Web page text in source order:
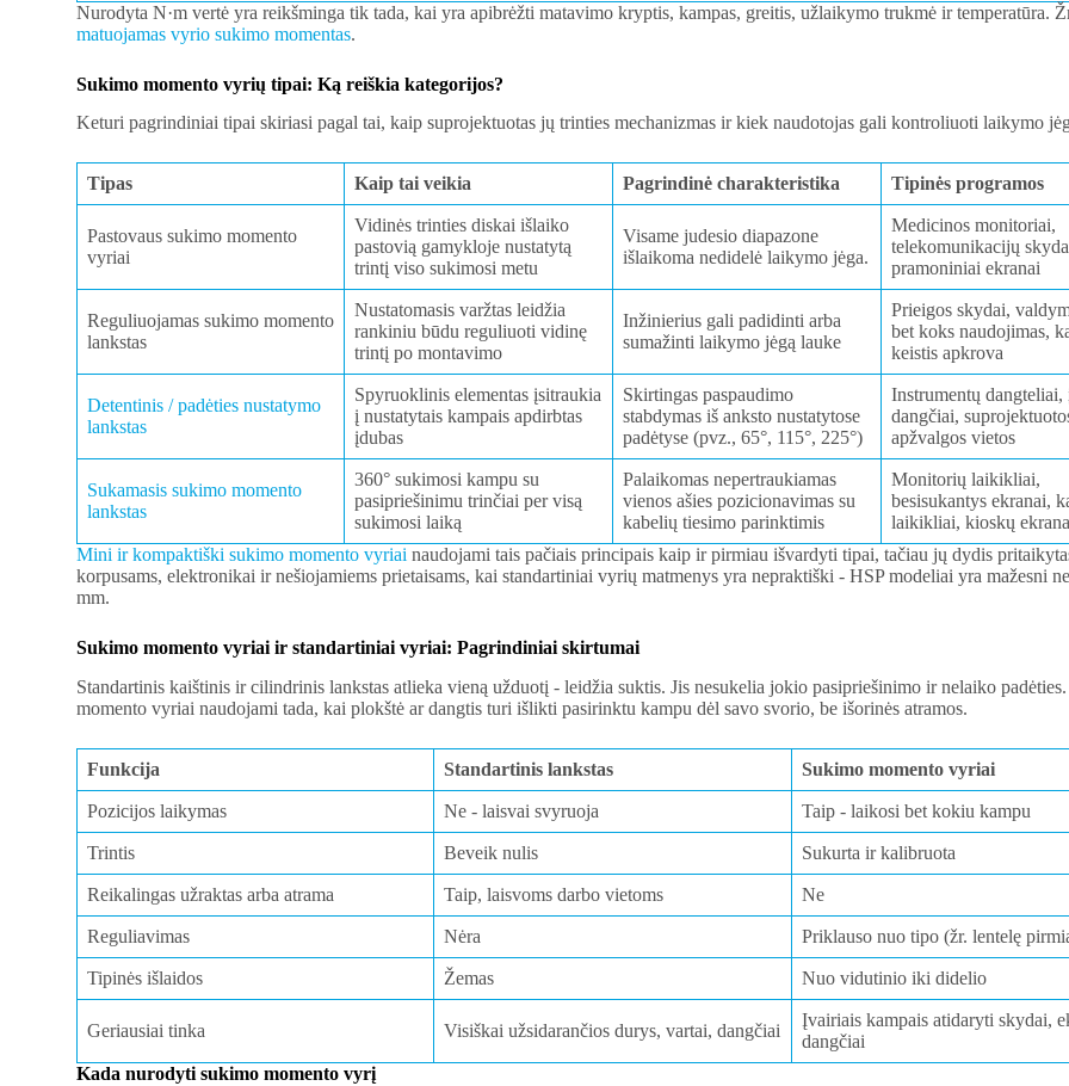
Nurodyta N·m vertė yra reikšminga tik tada, kai yra apibrėžti matavimo kryptis, kampas, greitis, užlaikymo trukmė ir temperatūra.
matuojamas vyrio sukimo momentas.
Sukimo momento vyrių tipai: Ką reiškia kategorijos?
Keturi pagrindiniai tipai skiriasi pagal tai, kaip suprojektuotas jų trinties mechanizmas ir kiek naudotojas gali kontroliuoti laikymo
Tipas Kaip tai veikia Pagrindinė charakteristika Tipinės programos
Pastovaus sukimo momento
vyriai
Vidinės trinties diskai išlaiko
pastovią gamykloje nustatytą
trintį viso sukimosi metu
Visame judesio diapazone
išlaikoma nedidelė laikymo jėga.
Medicinos monitoriai,
telekomunikacijų
pramoniniai ekranai
Reguliuojamas sukimo momento
lankstas
Nustatomasis varžtas leidžia
rankiniu būdu reguliuoti vidinę
trintį po montavimo
Inžinierius gali padidinti arba
sumažinti laikymo jėgą lauke
Prieigos skydai,
bet koks naudojimas,
keistis apkrova
Detentinis / padėties nustatymo
lankstas
Spyruoklinis elementas įsitraukia
į nustatytais kampais apdirbtas
įdubas
Skirtingas paspaudimo
stabdymas iš anksto nustatytose
padėtyse (pvz., 65°, 115°, 225°)
Instrumentų dangteliai,
dangčiai,
apžvalgos vietos
Sukamasis sukimo momento
lankstas
360° sukimosi kampu su
pasipriešinimu trinčiai per visą
sukimosi laiką
Palaikomas nepertraukiamas
vienos ašies pozicionavimas su
kabelių tiesimo parinktimis
Monitorių laikikliai,
besisukantys ekranai,
laikikliai, kioskų
Mini ir kompaktiški sukimo momento vyriai naudojami tais pačiais principais kaip ir pirmiau išvardyti tipai, tačiau jų dydis
korpusams, elektronikai ir nešiojamiems prietaisams, kai standartiniai vyrių matmenys yra nepraktiški - HSP modeliai yra mažesni
mm.
Sukimo momento vyriai ir standartiniai vyriai: Pagrindiniai skirtumai
Standartinis kaištinis ir cilindrinis lankstas atlieka vieną užduotį - leidžia suktis. Jis nesukelia jokio pasipriešinimo ir nelaiko
momento vyriai naudojami tada, kai plokštė ar dangtis turi išlikti pasirinktu kampu dėl savo svorio, be išorinės atramos.
Funkcija Standartinis lankstas Sukimo momento vyriai
Pozicijos laikymas Ne - laisvai svyruoja Taip - laikosi bet kokiu kampu
Trintis Beveik nulis Sukurta ir kalibruota
Reikalingas užraktas arba atrama Taip, laisvoms darbo vietoms Ne
Reguliavimas Nėra Priklauso nuo tipo (žr. lentelę
Tipinės išlaidos Žemas Nuo vidutinio iki didelio
Geriausiai tinka Visiškai užsidarančios durys, vartai, dangčiai
Įvairiais kampais atidaryti skydai,
dangčiai
Kada nurodyti sukimo momento vyrį